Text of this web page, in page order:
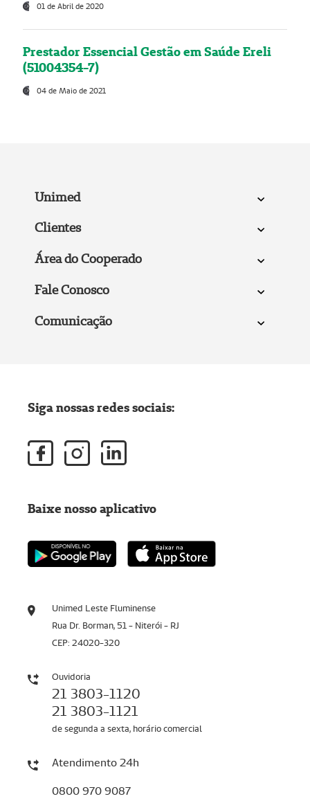
01 de Abril de 2020
Prestador Essencial Gestão em Saúde Ereli
(51004354-7)
04 de Maio de 2021
Unimed
Clientes
Área do Cooperado
Fale Conosco
Comunicação
Unimed Leste Fluminense
Rua Dr. Borman, 51 - Niterói - RJ
CEP: 24020-320
Ouvidoria
21 3803-1120
21 3803-1121
de segunda a sexta, horário comercial
Atendimento 24h
0800 970 9087
Siga nossas redes sociais:
Baixe nosso aplicativo